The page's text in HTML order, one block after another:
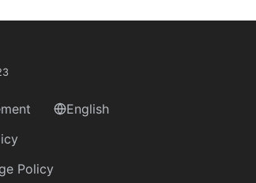
Policy
English